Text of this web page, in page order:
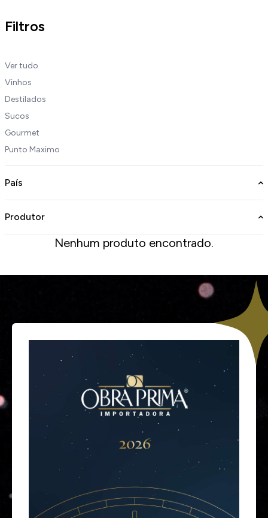
Filtros
Ver tudo
Vinhos
Destilados
Sucos
Gourmet
Punto Maximo
País
Produtor
Nenhum produto encontrado.